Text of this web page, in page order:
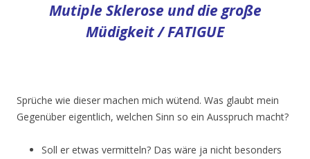
Mutiple Sklerose und die große
Müdigkeit / FATIGUE
Sprüche wie dieser machen mich wütend. Was glaubt mein
Gegenüber eigentlich, welchen Sinn so ein Ausspruch macht?
Soll er etwas vermitteln? Das wäre ja nicht besonders